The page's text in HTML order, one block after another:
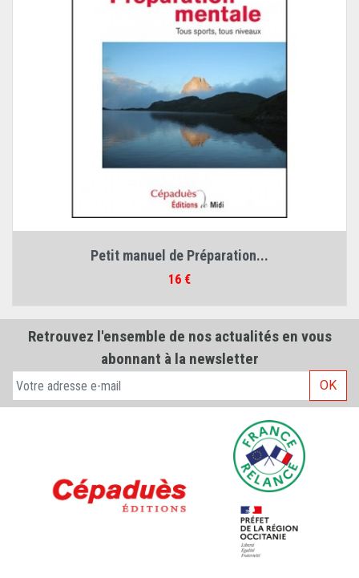
Petit manuel de Préparation...
Prix
16 €
Retrouvez l'ensemble de nos actualités en vous
abonnant à la newsletter
OK